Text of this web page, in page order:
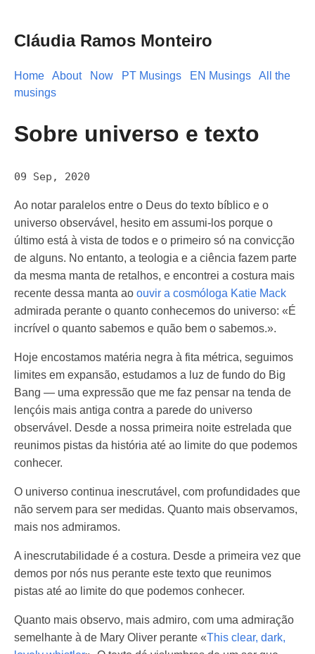
Cláudia Ramos Monteiro
Home About Now PT Musings EN Musings
All the
musings
Sobre universo e texto
09 Sep, 2020
Ao notar paralelos entre o Deus do texto bíblico e o
universo observável, hesito em assumi-los porque o
último está à vista de todos e o primeiro só na convicção
de alguns. No entanto, a teologia e a ciência fazem parte
da mesma manta de retalhos, e encontrei a costura mais
recente dessa manta ao ouvir a cosmóloga Katie Mack
admirada perante o quanto conhecemos do universo: «É
incrível o quanto sabemos e quão bem o sabemos.».
Hoje encostamos matéria negra à fita métrica, seguimos
limites em expansão, estudamos a luz de fundo do Big
Bang — uma expressão que me faz pensar na tenda de
lençóis mais antiga contra a parede do universo
observável. Desde a nossa primeira noite estrelada que
reunimos pistas da história até ao limite do que podemos
conhecer.
O universo continua inescrutável, com profundidades que
não servem para ser medidas. Quanto mais observamos,
mais nos admiramos.
A inescrutabilidade é a costura. Desde a primeira vez que
demos por nós nus perante este texto que reunimos
pistas até ao limite do que podemos conhecer.
Quanto mais observo, mais admiro, com uma admiração
semelhante à de Mary Oliver perante «This clear, dark,